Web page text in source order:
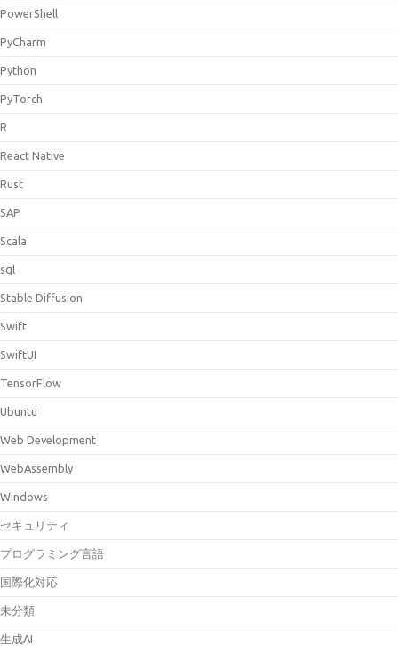
PowerShell
PyCharm
Python
PyTorch
R
React Native
Rust
SAP
Scala
sql
Stable Diffusion
Swift
SwiftUI
TensorFlow
Ubuntu
Web Development
WebAssembly
Windows
セキュリティ
プログラミング言語
国際化対応
未分類
生成AI